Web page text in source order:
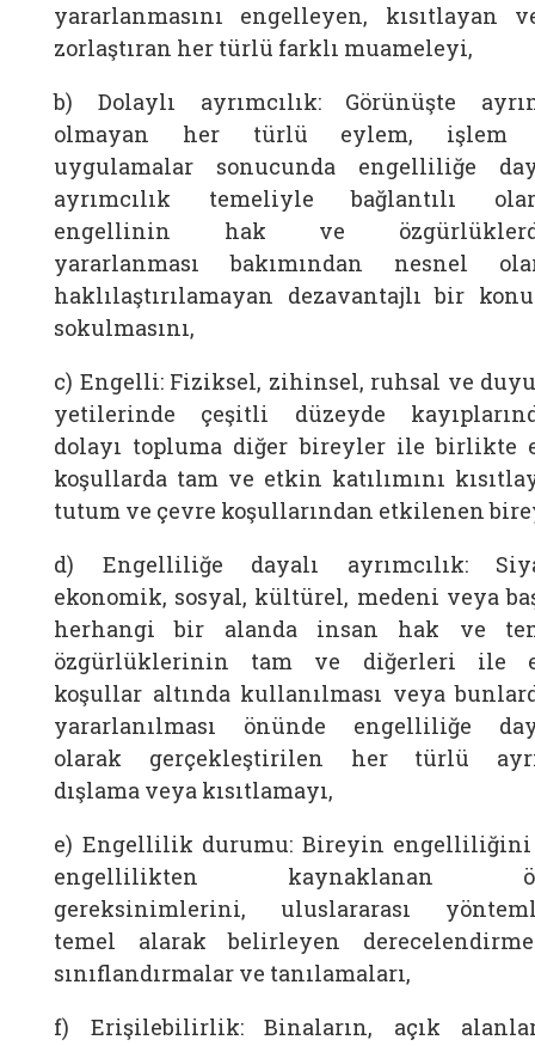
yararlanmasını engelleyen, kısıtlayan
zorlaştıran her türlü farklı muameleyi,
b) Dolaylı ayrımcılık: Görünüşte
olmayan her türlü eylem, işlem
uygulamalar sonucunda engelliliğe
ayrımcılık temeliyle bağlantılı
engellinin hak ve
yararlanması bakımından nesnel
haklılaştırılamayan dezavantajlı bir
sokulmasını,
c) Engelli: Fiziksel, zihinsel, ruhsal ve
yetilerinde çeşitli düzeyde
dolayı topluma diğer bireyler ile birlikte
koşullarda tam ve etkin katılımını
tutum ve çevre koşullarından etkilenen
d) Engelliliğe dayalı ayrımcılık:
ekonomik, sosyal, kültürel, medeni veya
herhangi bir alanda insan hak ve
özgürlüklerinin tam ve diğerleri ile
koşullar altında kullanılması veya
yararlanılması önünde engelliliğe
olarak gerçekleştirilen her türlü
dışlama veya kısıtlamayı,
e) Engellilik durumu: Bireyin
engellilikten kaynaklanan
gereksinimlerini, uluslararası
temel alarak belirleyen
sınıflandırmalar ve tanılamaları,
f) Erişilebilirlik: Binaların, açık